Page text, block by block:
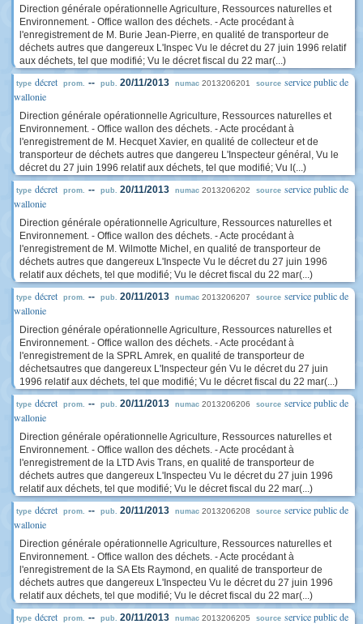
Direction générale opérationnelle Agriculture, Ressources naturelles et
Environnement. - Office wallon des déchets. - Acte procédant à
l'enregistrement de M. Burie Jean-Pierre, en qualité de transporteur de
déchets autres que dangereux L'Inspec Vu le décret du 27 juin 1996 relatif
aux déchets, tel que modifié; Vu le décret fiscal du 22 mar(...)
type décret prom. -- pub. 20/11/2013 numac 2013206201 source service public de
wallonie
Direction générale opérationnelle Agriculture, Ressources naturelles et
Environnement. - Office wallon des déchets. - Acte procédant à
l'enregistrement de M. Hecquet Xavier, en qualité de collecteur et de
transporteur de déchets autres que dangereu L'Inspecteur général, Vu le
décret du 27 juin 1996 relatif aux déchets, tel que modifié; Vu l(...)
type décret prom. -- pub. 20/11/2013 numac 2013206202 source service public de
wallonie
Direction générale opérationnelle Agriculture, Ressources naturelles et
Environnement. - Office wallon des déchets. - Acte procédant à
l'enregistrement de M. Wilmotte Michel, en qualité de transporteur de
déchets autres que dangereux L'Inspecte Vu le décret du 27 juin 1996
relatif aux déchets, tel que modifié; Vu le décret fiscal du 22 mar(...)
type décret prom. -- pub. 20/11/2013 numac 2013206207 source service public de
wallonie
Direction générale opérationnelle Agriculture, Ressources naturelles et
Environnement. - Office wallon des déchets. - Acte procédant à
l'enregistrement de la SPRL Amrek, en qualité de transporteur de
déchetsautres que dangereux L'Inspecteur gén Vu le décret du 27 juin
1996 relatif aux déchets, tel que modifié; Vu le décret fiscal du 22 mar(...)
type décret prom. -- pub. 20/11/2013 numac 2013206206 source service public de
wallonie
Direction générale opérationnelle Agriculture, Ressources naturelles et
Environnement. - Office wallon des déchets. - Acte procédant à
l'enregistrement de la LTD Avis Trans, en qualité de transporteur de
déchets autres que dangereux L'Inspecteu Vu le décret du 27 juin 1996
relatif aux déchets, tel que modifié; Vu le décret fiscal du 22 mar(...)
type décret prom. -- pub. 20/11/2013 numac 2013206208 source service public de
wallonie
Direction générale opérationnelle Agriculture, Ressources naturelles et
Environnement. - Office wallon des déchets. - Acte procédant à
l'enregistrement de la SA Ets Raymond, en qualité de transporteur de
déchets autres que dangereux L'Inspecteu Vu le décret du 27 juin 1996
relatif aux déchets, tel que modifié; Vu le décret fiscal du 22 mar(...)
type décret prom. -- pub. 20/11/2013 numac 2013206205 source service public de